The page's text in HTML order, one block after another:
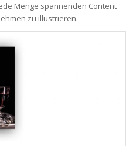
Menge spannenden Content
zu illustrieren.